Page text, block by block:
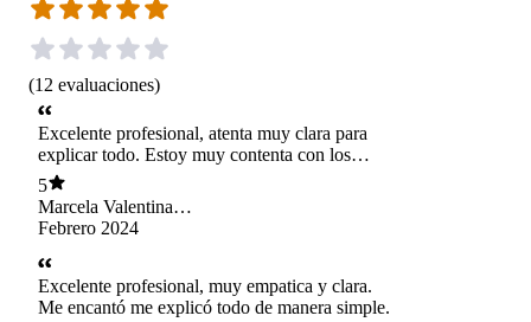
(12 evaluaciones)
Excelente profesional, atenta muy clara para
explicar todo. Estoy muy contenta con los
avances que hemos tenido juntas
5
Marcela Valentina
Valenzuela Saa
Febrero 2024
Excelente profesional, muy empatica y clara.
Me encantó me explicó todo de manera simple.